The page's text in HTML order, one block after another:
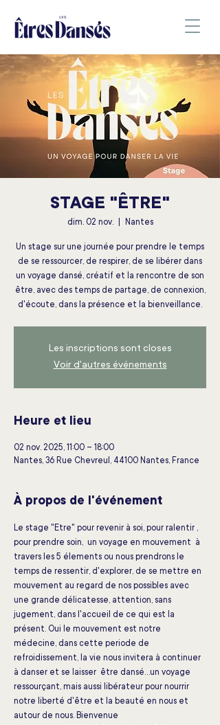
STAGE "ÊTRE"
dim. 02 nov.
  |
Nantes
Un stage sur une journée pour prendre le temps
de se ressourcer, de respirer, de se libérer dans
un voyage dansé, créatif et la rencontre de son
être, avec des temps de partage, de connexion,
d'écoute, dans la présence et la bienveillance.
Les inscriptions sont closes
Voir d'autres événements
Heure et lieu
02 nov. 2025, 11:00 – 18:00
Nantes, 36 Rue Chevreul, 44100 Nantes, France
À propos de l'événement
Le stage "Etre" pour revenir à soi, pour ralentir ,
pour prendre soin,  un voyage en mouvement  à
travers les 5 élements ou nous prendrons le
temps de ressentir, d'explorer, de se mettre en
mouvement au regard de nos possibles avec
une grande délicatesse, attention, sans
jugement, dans l'accueil de ce qui est la
présent. Oui le mouvement est notre
médecine, dans cette periode de
refroidissement, la vie nous invitera à continuer
à danser et se laisser  être dansé...un voyage
ressourçant, mais aussi libérateur pour nourrir
notre liberté d'être et la beauté en nous et
autour de nous. Bienvenue